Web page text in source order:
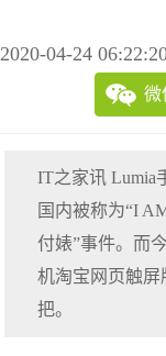
2020-04-24
微
IT之家讯 Lumia
国内被称为“I
付婊”事件。而
机淘宝网页触屏
把。